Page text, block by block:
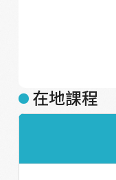
在地課程